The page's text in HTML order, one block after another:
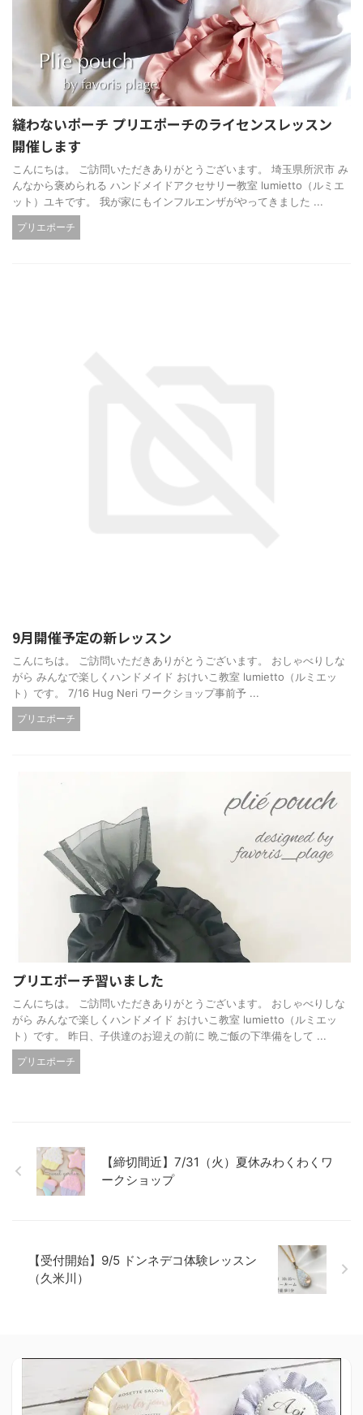
縫わないポーチ プリエポーチのライセンスレッスン
開催します
こんにちは。 ご訪問いただきありがとうございます。 埼玉県所沢市 み
んなから褒められる ハンドメイドアクセサリー教室 lumietto（ルミエ
ット）ユキです。 我が家にもインフルエンザがやってきました ...
プリエポーチ
9月開催予定の新レッスン
こんにちは。 ご訪問いただきありがとうございます。 おしゃべりしな
がら みんなで楽しくハンドメイド おけいこ教室 lumietto（ルミエッ
ト）です。 7/16 Hug Neri ワークショップ事前予 ...
プリエポーチ
プリエポーチ習いました
こんにちは。 ご訪問いただきありがとうございます。 おしゃべりしな
がら みんなで楽しくハンドメイド おけいこ教室 lumietto（ルミエッ
ト）です。 昨日、子供達のお迎えの前に 晩ご飯の下準備をして ...
プリエポーチ
【締切間近】7/31（火）夏休みわくわくワ
ークショップ
【受付開始】9/5 ドンネデコ体験レッスン
（久米川）